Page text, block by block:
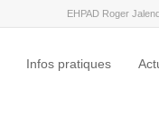
EHPAD Roger
Infos pratiques